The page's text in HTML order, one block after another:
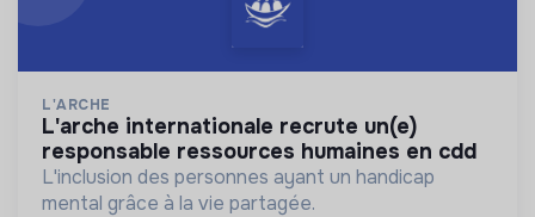
L'ARCHE
l'arche internationale recrute un(e)
responsable ressources humaines en cdd
L'inclusion des personnes ayant un handicap
mental grâce à la vie partagée.